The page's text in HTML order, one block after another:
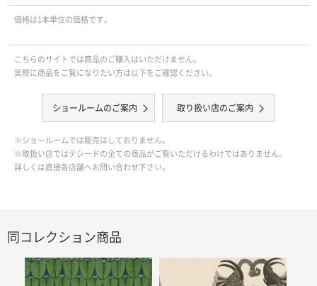
価格は1本単位の価格です。
こちらのサイトでは商品のご購入はいただけません。
実際に商品をご覧になりたい方は以下をご確認ください。
ショールームのご案内 取り扱い店のご案内
※ショールームでは販売はしておりません。
※取扱い店ではテシードの全ての商品がご覧いただけるわけではありません。
詳しくは直接各店舗へお問い合わせ下さい。
同コレクション商品